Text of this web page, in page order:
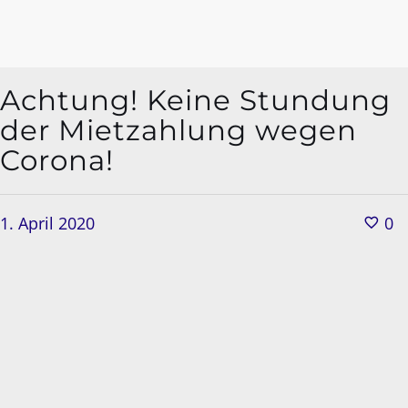
Achtung! Keine Stundung
der Mietzahlung wegen
Corona!
1. April 2020 0